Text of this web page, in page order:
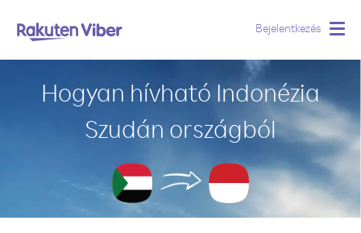
Bejelentkezés
Hogyan hívható Indonézia
Szudán országból